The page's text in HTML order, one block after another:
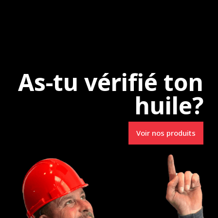
3231, route 157
du-Mont-Carmel (Qc) G0X 3J0
info@lubrifiantsrm.com
As-tu vérifié ton
huile?
Voir nos produits